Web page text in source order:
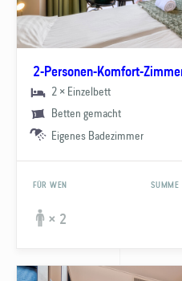
2-Personen-Komfort-
2 × Einzelbett
Betten gemacht
Eigenes Badezimmer
FÜR WEN SUMME
× 2